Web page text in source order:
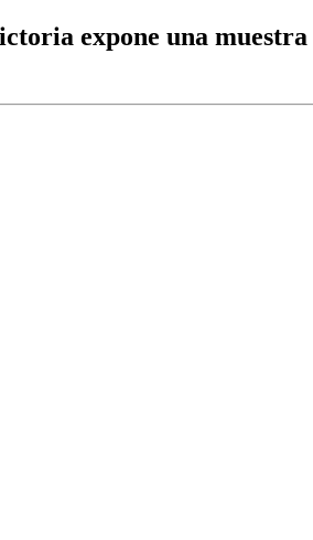
expone una muestra